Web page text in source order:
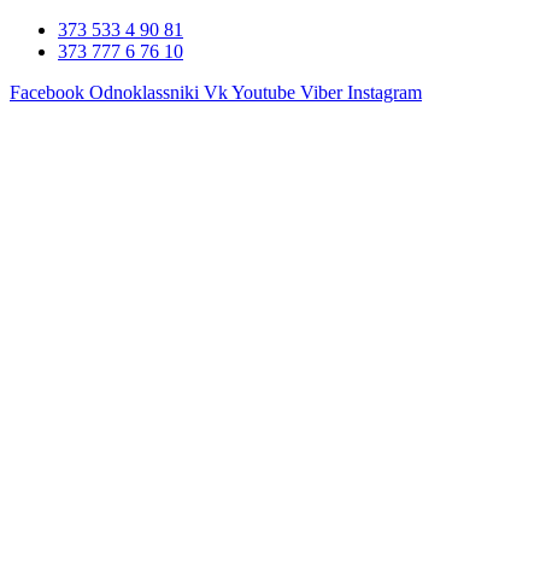
Перейти373 533 4 90 81
373 777 6 76 10
Facebook Odnoklassniki VkYoutube Viber Instagram